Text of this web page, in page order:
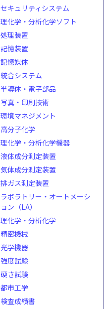
セキュリティシステム
理化学・分析化学ソフト
処理装置
記憶装置
記憶媒体
統合システム
半導体・電子部品
写真・印刷技術
環境マネジメント
高分子化学
理化学・分析化学機器
液体成分測定装置
気体成分測定装置
排ガス測定装置
ラボラトリー・オートメーシ
ョン（LA）
理化学・分析化学
精密機械
光学機器
強度試験
硬さ試験
都市工学
検査成績書